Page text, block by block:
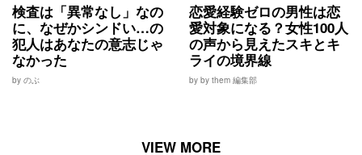
検査は「異常なし」なの
に、なぜかシンドい…の
犯人はあなたの意志じゃ
なかった
by のぶ
恋愛経験ゼロの男性は恋
愛対象になる？女性100人
の声から見えたスキとキ
ライの境界線
by by them 編集部
VIEW MORE